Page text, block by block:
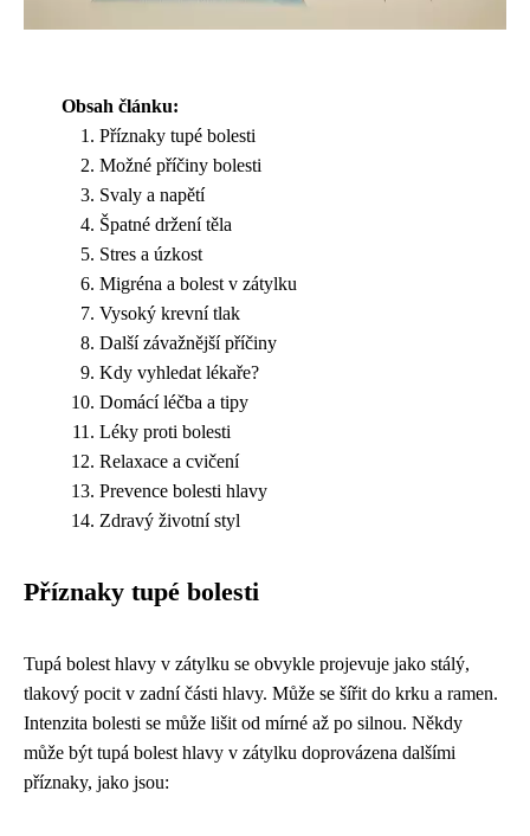
Obsah článku:
Příznaky tupé bolesti
Možné příčiny bolesti
Svaly a napětí
Špatné držení těla
Stres a úzkost
Migréna a bolest v zátylku
Vysoký krevní tlak
Další závažnější příčiny
Kdy vyhledat lékaře?
Domácí léčba a tipy
Léky proti bolesti
Relaxace a cvičení
Prevence bolesti hlavy
Zdravý životní styl
Příznaky tupé bolesti
Tupá bolest hlavy v zátylku se obvykle projevuje jako stálý,
tlakový pocit v zadní části hlavy. Může se šířit do krku a ramen.
Intenzita bolesti se může lišit od mírné až po silnou. Někdy
může být tupá bolest hlavy v zátylku doprovázena dalšími
příznaky, jako jsou: